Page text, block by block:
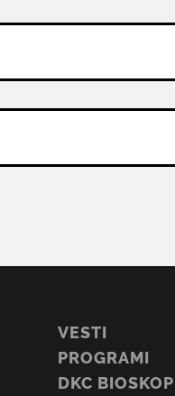
VESTI
PROGRAMI
DKC BIOSKOP